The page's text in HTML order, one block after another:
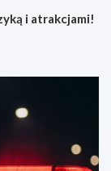
i atrakcjami!